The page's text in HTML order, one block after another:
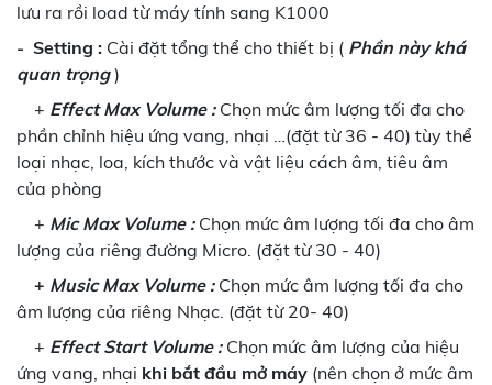
lưu ra rồi load từ máy tính sang K1000
-Setting : Cài đặt tổng thể cho thiết bị ( Phần này khá
quan trọng)
+ Effect Max Volume :Chọn mức âm lượng tối đa cho
phần chỉnh hiệu ứng vang, nhại …(đặt từ 36 - 40) tùy thể
loại nhạc, loa, kích thước và vật liệu cách âm, tiêu âm
của phòng
+ Mic Max Volume :Chọn mức âm lượng tối đa cho âm
lượng của riêng đường Micro. (đặt từ 30 - 40)
+ Music Max Volume :Chọn mức âm lượng tối đa cho
âm lượng của riêng Nhạc. (đặt từ 20- 40)
+ Effect Start Volume :Chọn mức âm lượng của hiệu
ứng vang, nhại khi bắt đầu mở máy (nên chọn ở mức âm